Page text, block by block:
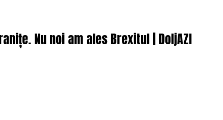
Nu noi am ales Brexitul | DoljAZI